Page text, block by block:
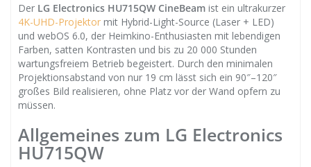
Der LG Electronics HU715QW CineBeam ist ein ultrakurzer
4K-UHD-Projektor mit Hybrid-Light-Source (Laser + LED)
und webOS 6.0, der Heimkino-Enthusiasten mit lebendigen
Farben, satten Kontrasten und bis zu 20 000 Stunden
wartungsfreiem Betrieb begeistert. Durch den minimalen
Projektionsabstand von nur 19 cm lässt sich ein 90″–120″
großes Bild realisieren, ohne Platz vor der Wand opfern zu
müssen.
Allgemeines zum LG Electronics
HU715QW